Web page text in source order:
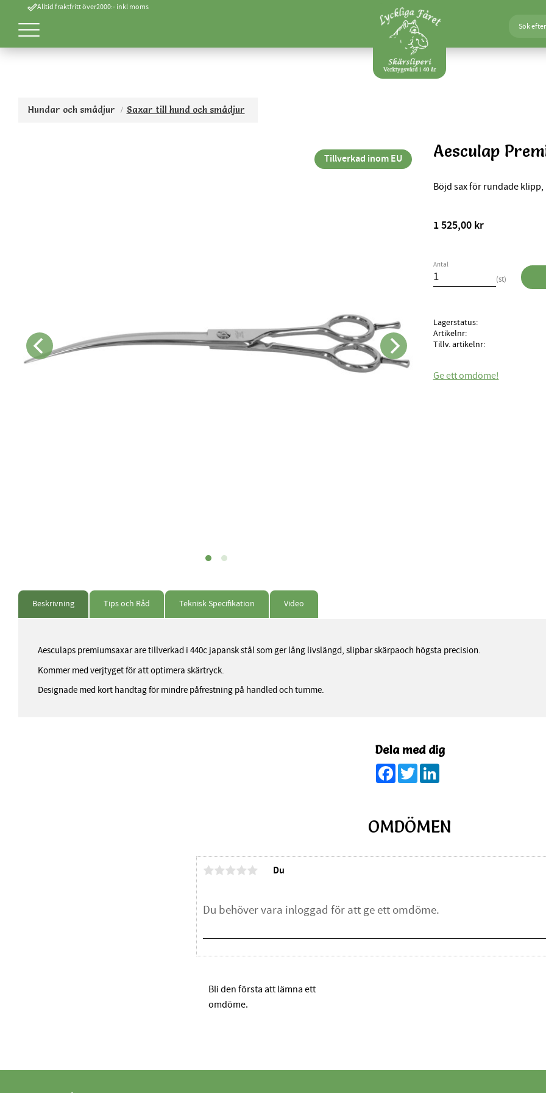
done_outlineAlltid fraktfritt över2000:- inkl moms
Hundar och smådjur Saxar till hund och smådjur
Aesculap
Böjd sax för rundade
Tillverkad inom EU
1 525,00kr
Antal
st
Lagerstatus
Artikelnr
Tillv. artikelnr
Ge ett omdöme!
Beskrivning Tips och Råd Teknisk Specifikation Video
Aesculaps premiumsaxar are tillverkad i 440c japansk stål som ger lång livslängd, slipbar skärpaoch högsta precision.
Kommer med verjtyget för att optimera skärtryck.
Designade med kort handtag för mindre påfrestning på handled och tumme.
Dela med dig
Facebook
TwitterLinkedIn
OMDÖMEN
Du
Bli den första att lämna ett
omdöme.